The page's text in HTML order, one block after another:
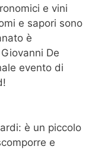
e vini
e sapori sono
è
De
evento di
è un piccolo
e